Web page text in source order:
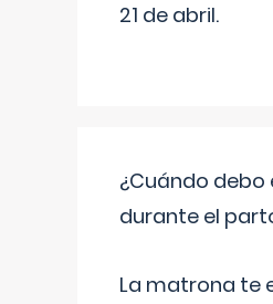
21 de abril.
¿Cuándo
durante el
La matrona te